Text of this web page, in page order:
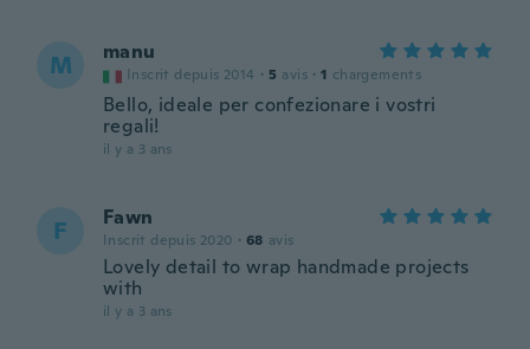
M manu
Inscrit depuis 2014 · 5 avis · 1 chargements
Bello, ideale per confezionare i vostri
regali!
il y a 3 ans
F Fawn
Inscrit depuis 2020 · 68 avis
Lovely detail to wrap handmade projects
with
il y a 3 ans